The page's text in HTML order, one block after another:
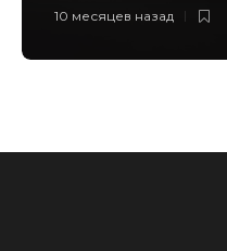
10 месяцев назад